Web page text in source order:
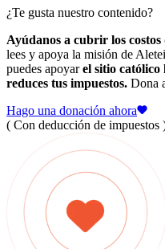
¿Te gusta nuestro contenido?
Ayúdanos a cubrir los
lees y apoya la misión de
puedes apoyarel sitio
reduces tus impuestos. Dona
Hago una donación ahora
( Con deducción de impuestos